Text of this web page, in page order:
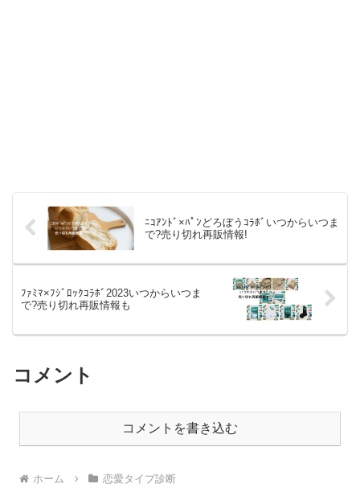
ﾆｺｱﾝﾄﾞ×ﾊﾟﾝどろぼうｺﾗﾎﾞいつからいつま
で?売り切れ再販情報!
ﾌｧﾐﾏ×ﾌｼﾞﾛｯｸｺﾗﾎﾞ2023いつからいつま
で?売り切れ再販情報も
コメント
コメントを書き込む
ホーム 恋愛タイプ診断